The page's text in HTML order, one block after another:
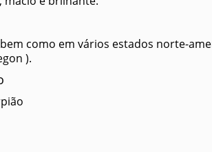
como em vários estados norte-
).